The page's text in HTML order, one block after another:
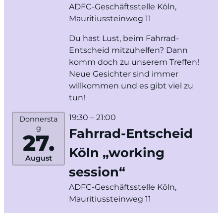
ADFC-Geschäftsstelle Köln,
Mauritiussteinweg 11
Du hast Lust, beim Fahrrad-
Entscheid mitzuhelfen? Dann
komm doch zu unserem Treffen!
Neue Gesichter sind immer
willkommen und es gibt viel zu
tun!
Donnersta
g
27.
August
19:30 – 21:00
Fahrrad-Entscheid
Köln „working
session“
ADFC-Geschäftsstelle Köln,
Mauritiussteinweg 11